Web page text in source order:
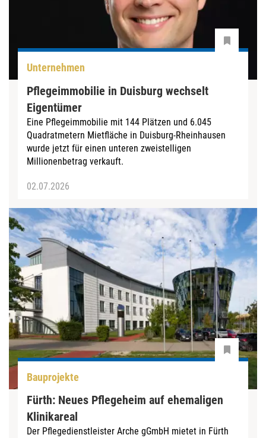
Unternehmen
Pflegeimmobilie in Duisburg wechselt
Eigentümer
Eine Pflegeimmobilie mit 144 Plätzen und 6.045
Quadratmetern Mietfläche in Duisburg-Rheinhausen
wurde jetzt für einen unteren zweistelligen
Millionenbetrag verkauft.
02.07.2026
Bauprojekte
Fürth: Neues Pflegeheim auf ehemaligen
Klinikareal
Der Pflegedienstleister Arche gGmbH mietet in Fürth